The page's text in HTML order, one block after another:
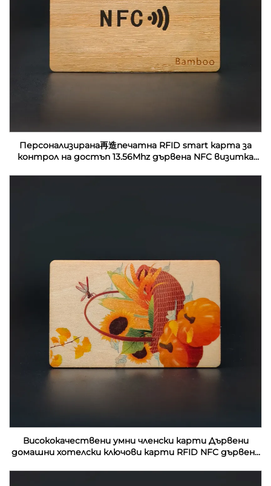
Персонализирана再造печатна RFID smart карта за
контрол на достъп 13.56Mhz дървена NFC визитка
Висококачествени умни членски карти Дървени
домашни хотелски ключови карти RFID NFC дървени